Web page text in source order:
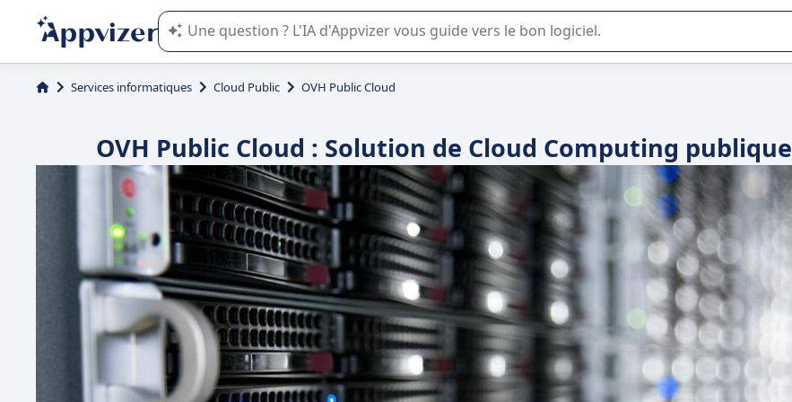
L'IA de Appvizer vous guide dans l'utilisation ou la sélection de logiciel SaaS en entreprise.
Services informatiques Cloud Public OVH Public Cloud
OVH Public Cloud : Solution de Cloud Computing publique